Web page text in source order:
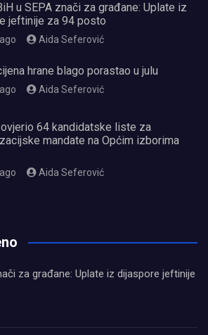
u SEPA znači za građane: Uplate iz
jeftinije za 94 posto
Aida Seferović
hrane blago porastao u julu
Aida Seferović
64 kandidatske liste za
mandate na Općim izborima
Aida Seferović
za građane: Uplate iz dijaspore jeftinije